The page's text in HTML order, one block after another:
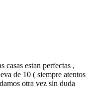
casas estan perfectas ,
de 10 ( siempre atentos
otra vez sin duda